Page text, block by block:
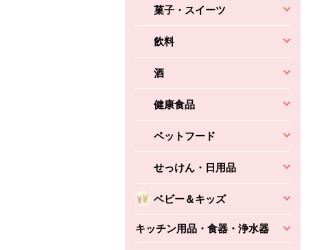
菓子・スイーツ
飲料
酒
健康食品
ペットフード
せっけん・日用品
ベビー＆キッズ
キッチン用品・食器・浄水器